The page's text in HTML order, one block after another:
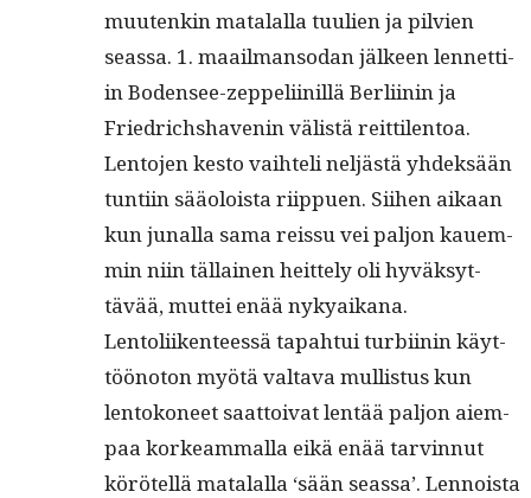
muutenkin mata­lal­la tuulien ja pil­vien
seassa. 1. maail­man­so­dan jäl­keen lennet­ti­
in Bodensee-zep­peli­inil­lä Berli­inin ja
Friedrichshavenin välistä reit­ti­len­toa.
Lento­jen kesto vai­hteli neljästä yhdek­sään
tun­ti­in sääoloista riip­puen. Siihen aikaan
kun junal­la sama reis­su vei paljon kauem­
min niin täl­lainen heit­te­ly oli hyväksyt­
tävää, mut­tei enää nykyaikana.
Lentoli­iken­teessä tapah­tui tur­bi­inin käyt­
tööno­ton myötä val­ta­va mullis­tus kun
lentokoneet saat­toi­vat lentää paljon aiem­
paa korkeam­mal­la eikä enää tarvin­nut
körötel­lä mata­lal­la ‘sään seassa’. Lennoista